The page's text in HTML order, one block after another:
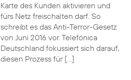
Karte des Kunden aktivieren und
fürs Netz freischalten darf. So
schreibt es das Anti-Terror-Gesetz
von Juni 2016 vor. Telefónica
Deutschland fokussiert sich darauf,
diesen Prozess für […]